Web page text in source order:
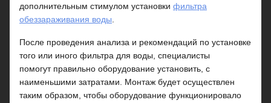
дополнительным стимулом установки фильтра
обеззараживания воды
После проведения анализа и рекомендаций по установке
того или иного фильтра для воды, специалисты
помогут правильно оборудование установить, с
наименьшими затратами. Монтаж будет осуществлен
таким образом, чтобы оборудование функционировало